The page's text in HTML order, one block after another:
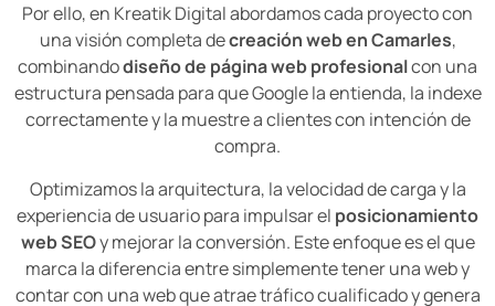
Por ello, en Kreatik Digital abordamos cada proyecto con
una visión completa decreación web en Camarles,
combinandodiseño de página web profesionalcon una
estructura pensada para que Google la entienda, la indexe
correctamente y la muestre a clientes con intención de
compra.
Optimizamos la arquitectura, la velocidad de carga y la
experiencia de usuario para impulsar el posicionamiento
web SEOy mejorar la conversión. Este enfoque es el que
marca la diferencia entre simplemente tener una web y
contar con una web que atrae tráfico cualificado y genera